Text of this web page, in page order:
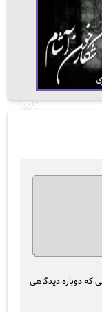
که دوباره دیدگاهی